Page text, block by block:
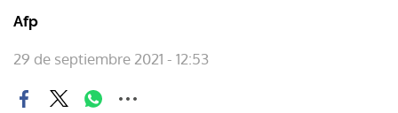
Afp
29 de septiembre 2021 - 12:53